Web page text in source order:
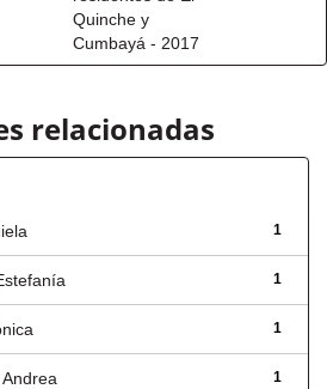
Quinche y
Cumbayá - 2017
relacionadas
1
1
1
1